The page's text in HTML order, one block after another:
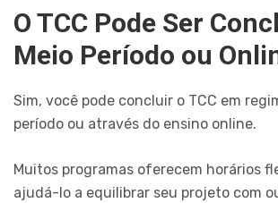
O TCC Pode Ser
Meio Período ou
Sim, você pode concluir o TCC em
período ou através do ensino online.
Muitos programas oferecem horários
ajudá-lo a equilibrar seu projeto com